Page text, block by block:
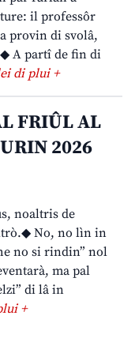
il professôr
provin di svolâ,
A partî de fin di
di plui +
FRIÛL AL
2026
noaltris de
No, no lìn in
no si rindin” nol
ma pal
di lâ in
+